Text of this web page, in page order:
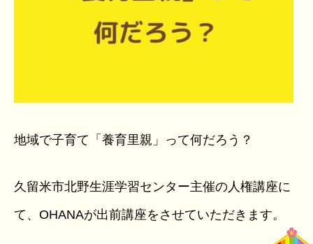
地域で子育て「養育里親」って何だろう？
久留米市北野生涯学習センター主催の人権講座に
て、OHANAが出前講座をさせていただきます。